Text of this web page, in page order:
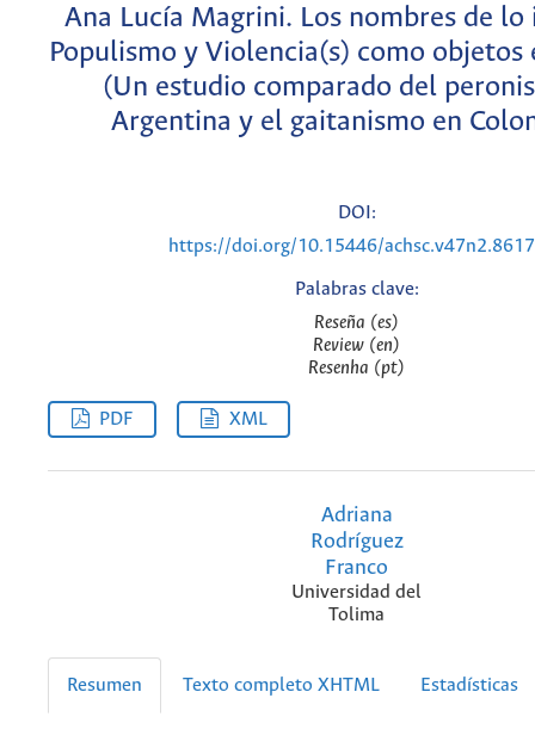
Ana Lucía Magrini. Los nombres de lo
Populismo y Violencia(s) como objetos
(Un estudio comparado del
Argentina y el gaitanismo en
DOI:
https://doi.org/10.15446/
Palabras clave:
Reseña (es)
Review (en)
Resenha (pt)
PDF XML
Adriana
Rodríguez
Franco
Universidad del
Tolima
Resumen Texto completo XHTML Estadísticas